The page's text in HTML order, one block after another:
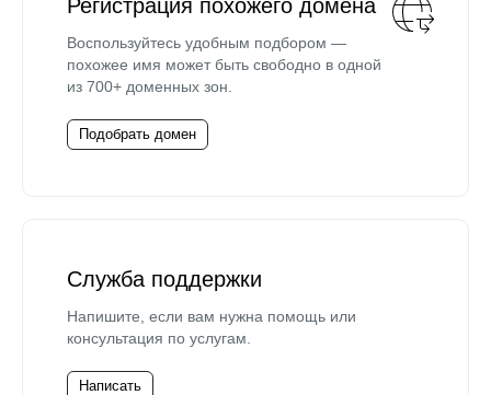
Регистрация похожего домена
Воспользуйтесь удобным подбором —
похожее имя может быть свободно в одной
из 700+ доменных зон.
Подобрать домен
Служба поддержки
Напишите, если вам нужна помощь или
консультация по услугам.
Написать